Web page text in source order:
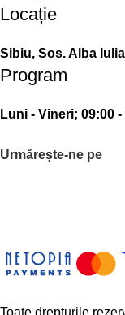
Locație
Sibiu, Sos. Alba
Program
Luni - Vineri; 09:00 -
Urmărește-ne pe